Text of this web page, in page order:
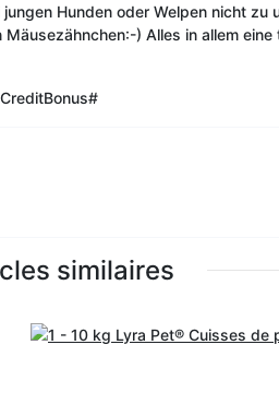
Hunden oder Welpen nicht
) Alles in allem
similaires